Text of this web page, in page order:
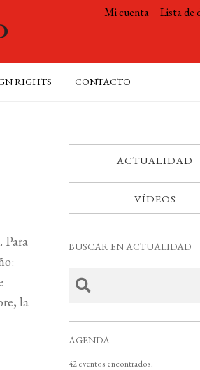
Mi cuenta Lista de
RIGHTS CONTACTO
Para
la
ACTUALIDAD
VÍDEOS
BUSCAR EN ACTUALIDAD
AGENDA
42 eventos encontrados.